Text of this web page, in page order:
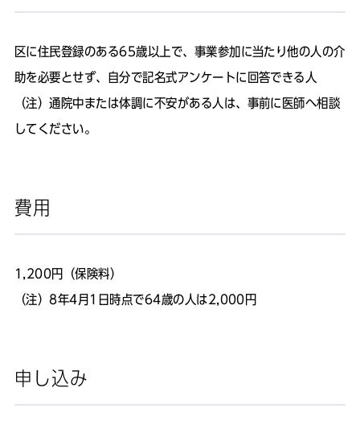
区に住民登録のある65歳以上で、事業参加に当たり他の人の介
助を必要とせず、自分で記名式アンケートに回答できる人
（注）通院中または体調に不安がある人は、事前に医師へ相談
してください。
費用
1,200円（保険料）
（注）8年4月1日時点で64歳の人は2,000円
申し込み